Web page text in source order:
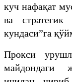
куч нафақат
ва
кундаси”га
​Прокси
майдондаги